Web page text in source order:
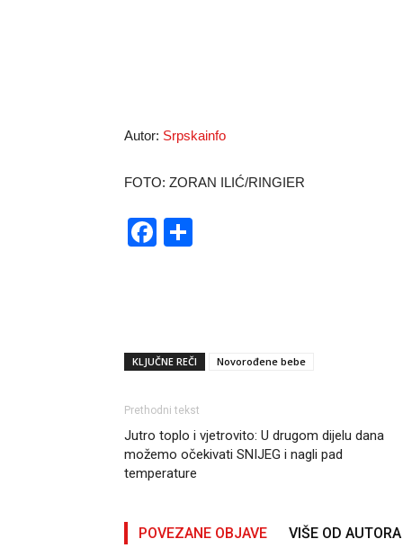
Autor: Srpskainfo
FOTO: ZORAN ILIĆ/RINGIER
Facebook
KLJUČNE REČI Novorođene bebe
Prethodni tekst
Jutro toplo i vjetrovito: U drugom dijelu dana
možemo očekivati SNIJEG i nagli pad
temperature
POVEZANE OBJAVE VIŠE OD AUTORA